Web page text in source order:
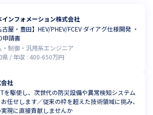
インフォメーション株式会社
古屋・豊田】HEV/PHEV/FCEV ダイアグ仕様開発 ・
申請書
・制御・汎用系エンジニア
県
年収 : 400-650万円
社
を駆使し、次世代の防災設備や異常検知システム
任せします／従来の枠を超えた技術領域に挑み、
現に直接貢献しませんか